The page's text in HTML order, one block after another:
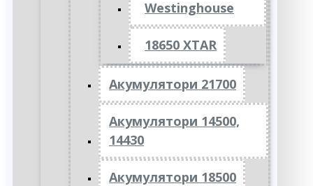
Westinghouse
18650 XTAR
Акумулятори 21700
Акумулятори 14500,
14430
Акумулятори 18500